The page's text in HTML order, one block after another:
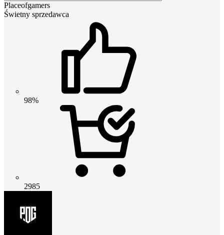
Placeofgamers
Świetny sprzedawca
98%
2985